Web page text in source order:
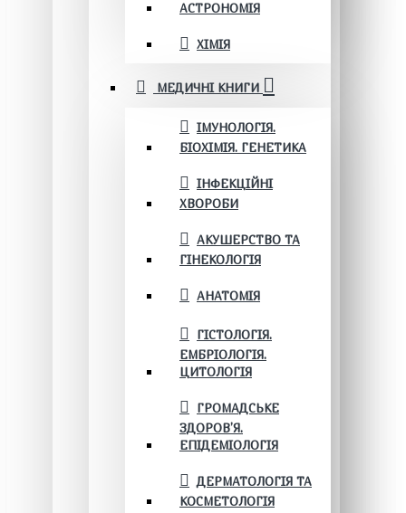
АСТРОНОМІЯ
ХІМІЯ
МЕДИЧНІ КНИГИ
ІМУНОЛОГІЯ.
БІОХІМІЯ. ГЕНЕТИКА
ІНФЕКЦІЙНІ
ХВОРОБИ
АКУШЕРСТВО ТА
ГІНЕКОЛОГІЯ
АНАТОМІЯ
ГІСТОЛОГІЯ.
ЕМБРІОЛОГІЯ.
ЦИТОЛОГІЯ
ГРОМАДСЬКЕ
ЗДОРОВ’Я.
ЕПІДЕМІОЛОГІЯ
ДЕРМАТОЛОГІЯ ТА
КОСМЕТОЛОГІЯ